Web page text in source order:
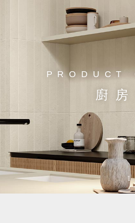
PRODUCT
廚
1